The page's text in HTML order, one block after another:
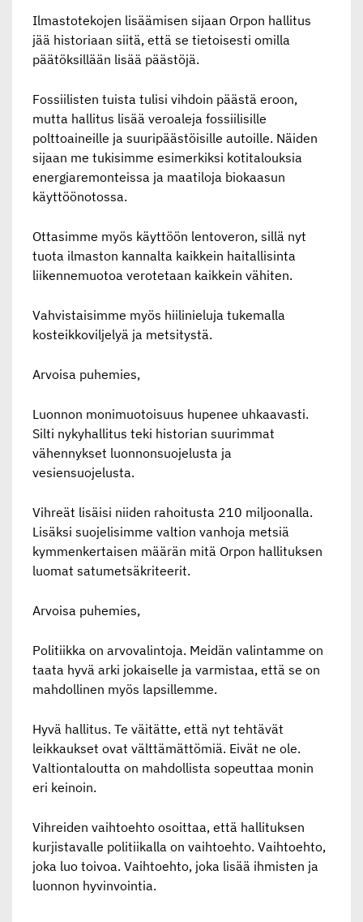
Ilmastotekojen lisäämisen sijaan Orpon hallitus
jää historiaan siitä, että se tietoisesti omilla
päätöksillään lisää päästöjä.
Fossiilisten tuista tulisi vihdoin päästä eroon,
mutta hallitus lisää veroaleja fossiilisille
polttoaineille ja suuripäästöisille autoille. Näiden
sijaan me tukisimme esimerkiksi kotitalouksia
energiaremonteissa ja maatiloja biokaasun
käyttöönotossa.
Ottasimme myös käyttöön lentoveron, sillä nyt
tuota ilmaston kannalta kaikkein haitallisinta
liikennemuotoa verotetaan kaikkein vähiten.
Vahvistaisimme myös hiilinieluja tukemalla
kosteikkoviljelyä ja metsitystä.
Arvoisa puhemies,
Luonnon monimuotoisuus hupenee uhkaavasti.
Silti nykyhallitus teki historian suurimmat
vähennykset luonnonsuojelusta ja
vesiensuojelusta.
Vihreät lisäisi niiden rahoitusta 210 miljoonalla.
Lisäksi suojelisimme valtion vanhoja metsiä
kymmenkertaisen määrän mitä Orpon hallituksen
luomat satumetsäkriteerit.
Arvoisa puhemies,
Politiikka on arvovalintoja. Meidän valintamme on
taata hyvä arki jokaiselle ja varmistaa, että se on
mahdollinen myös lapsillemme.
Hyvä hallitus. Te väitätte, että nyt tehtävät
leikkaukset ovat välttämättömiä. Eivät ne ole.
Valtiontaloutta on mahdollista sopeuttaa monin
eri keinoin.
Vihreiden vaihtoehto osoittaa, että hallituksen
kurjistavalle politiikalla on vaihtoehto. Vaihtoehto,
joka luo toivoa. Vaihtoehto, joka lisää ihmisten ja
luonnon hyvinvointia.